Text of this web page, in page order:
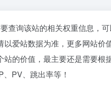
查询该站的相关权重信息，
爱站数据为准，更多网站
的价值，最主要还是需要
PV、跳出率等！